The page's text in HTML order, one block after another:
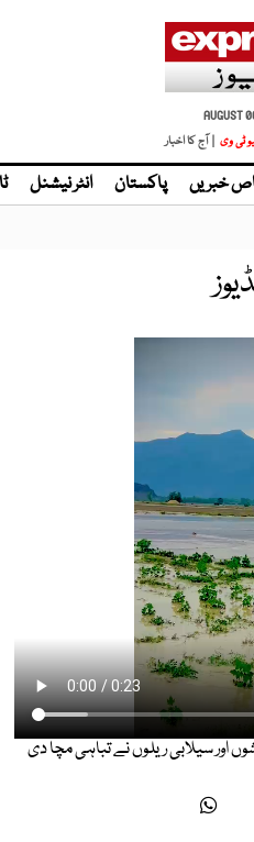
AUGUST
ٹی وی | آج کا اخبار
خبریں پاکستان انٹر نیشنل
اور سیلابی ریلوں نے تباہی مچا دی